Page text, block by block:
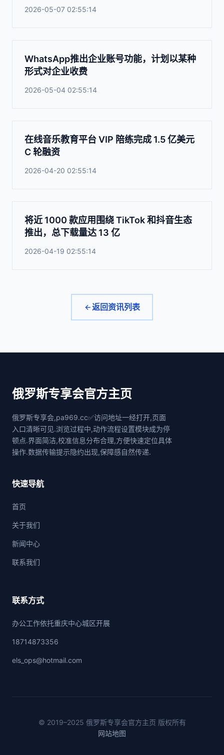
2026-05-07 02:55:14
WhatsApp推出企业账号功能，计划以某种
形式对企业收费
2026-05-04 02:55:14
在线音乐教育平台 VIP 陪练完成 1.5 亿美元
C 轮融资
2026-04-20 02:55:14
将近 1000 款应用围绕 TikTok 和抖音生态
推出，总下载量达 13 亿
2026-04-19 02:55:14
返回资讯列表
俄罗斯专享会官方主页
俄罗斯专享会,pa969.cc✅访问地址一经打开,页面
入口清晰可见.浏览过程中,动作流程设置模块成为停
顿点.界面简洁,校准信息分布合理,方便快速定位具体
操作.数据传输提示隐约出现,保障感自然传递.
快速导航
首页
关于我们
新闻中心
联系我们
联系方式
办公工作依托重庆中心城区开展
18714873356
els_ops@hotmail.com
© 2019–2025 俄罗斯专享会官方主页 版权所有
网站地图